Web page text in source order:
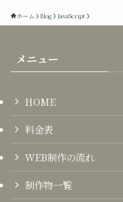
ホーム Blog JavaScript
メニュー
HOME
料金表
WEB制作の流れ
制作物一覧